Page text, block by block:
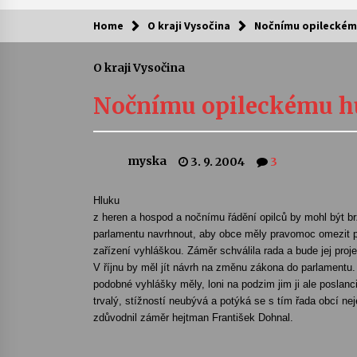
Kam za kulturou?
Camerata a Sukuba Ensemble
4. 8. 2026
Pozvánka na integrační festival
Quijotova šedesátka: 28. 7.–1. 8.
Letní koncerty ve Stromovce:
Miller
22. 7. 2026
Za kulturou kousek za Humpolec. V
Želivě ožije odkaz Josefa Čapka
Home O kraji Vysočina Nočnímu
O kraji Vysočina
Nočnímu opileckému
myska 3. 9. 2004 3
Hluku
z heren a hospod a nočnímu řádění opilců by mohl být
parlamentu navrhnout, aby obce měly pravomoc omezit
zařízení vyhláškou. Záměr schválila rada a bude jej
V říjnu by měl jít návrh na změnu zákona do
podobné vyhlášky měly, loni na podzim jim ji ale
trvalý, stížností neubývá a potýká se s tím řada obcí
zdůvodnil záměr hejtman František Dohnal.